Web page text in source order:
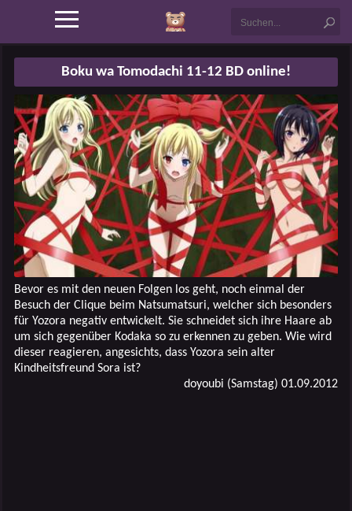
Boku wa Tomodachi 11-12 BD online!
Bevor es mit den neuen Folgen los geht, noch einmal der
Besuch der Clique beim Natsumatsuri, welcher sich besonders
für Yozora negativ entwickelt. Sie schneidet sich ihre Haare ab
um sich gegenüber Kodaka so zu erkennen zu geben. Wie wird
dieser reagieren, angesichts, dass Yozora sein alter
Kindheitsfreund Sora ist?
doyoubi (Samstag) 01.09.2012